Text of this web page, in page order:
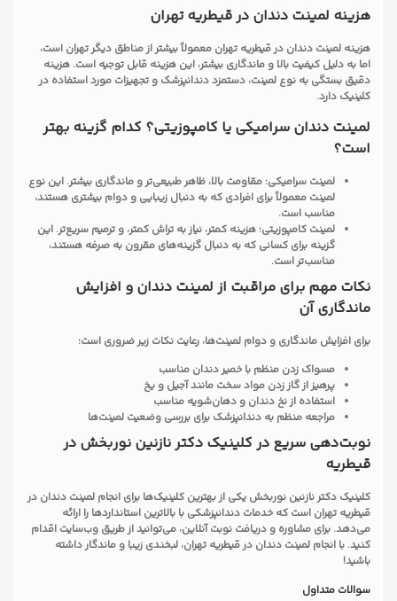
هزینه لمینت دندان در قیطریه تهران
هزینه لمینت دندان در قیطریه تهران معمولاً بیشتر از مناطق دیگر تهران است،
اما به دلیل کیفیت بالا و ماندگاری بیشتر، این هزینه قابل توجیه است. هزینه
دقیق بستگی به نوع لمینت، دستمزد دندانپزشک و تجهیزات مورد استفاده در
کلینیک دارد.
لمینت دندان سرامیکی یا کامپوزیتی؟ کدام گزینه بهتر
است؟
لمینت سرامیکی: مقاومت بالا، ظاهر طبیعی‌تر و ماندگاری بیشتر. این نوع
لمینت معمولاً برای افرادی که به دنبال زیبایی و دوام بیشتری هستند،
مناسب است.
لمینت کامپوزیتی: هزینه کمتر، نیاز به تراش کمتر، و ترمیم سریع‌تر. این
گزینه برای کسانی که به دنبال گزینه‌های مقرون به صرفه هستند،
مناسب‌تر است.
نکات مهم برای مراقبت از لمینت دندان و افزایش
ماندگاری آن
برای افزایش ماندگاری و دوام لمینت‌ها، رعایت نکات زیر ضروری است:
مسواک زدن منظم با خمیر دندان مناسب
پرهیز از گاز زدن مواد سخت مانند آجیل و یخ
استفاده از نخ دندان و دهان‌شویه مناسب
مراجعه منظم به دندانپزشک برای بررسی وضعیت لمینت‌ها
نوبت‌دهی سریع در کلینیک دکتر نازنین نوربخش در
قیطریه
کلینیک دکتر نازنین نوربخش یکی از بهترین کلینیک‌ها برای انجام لمینت دندان در
قیطریه تهران است که خدمات دندانپزشکی با بالاترین استانداردها را ارائه
می‌دهد. برای مشاوره و دریافت نوبت آنلاین، می‌توانید از طریق وب‌سایت اقدام
کنید. با انجام لمینت دندان در قیطریه تهران، لبخندی زیبا و ماندگار داشته
باشید!
سوالات متداول